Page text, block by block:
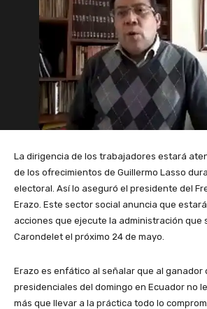
La dirigencia de los trabajadores estará
de los ofrecimientos de Guillermo Lasso
electoral. Así lo aseguró el presidente del
Erazo. Este sector social anuncia que
acciones que ejecute la administración que
Carondelet el próximo 24 de mayo.
Erazo es enfático al señalar que al ganador
presidenciales del domingo en Ecuador no
más que llevar a la práctica todo lo